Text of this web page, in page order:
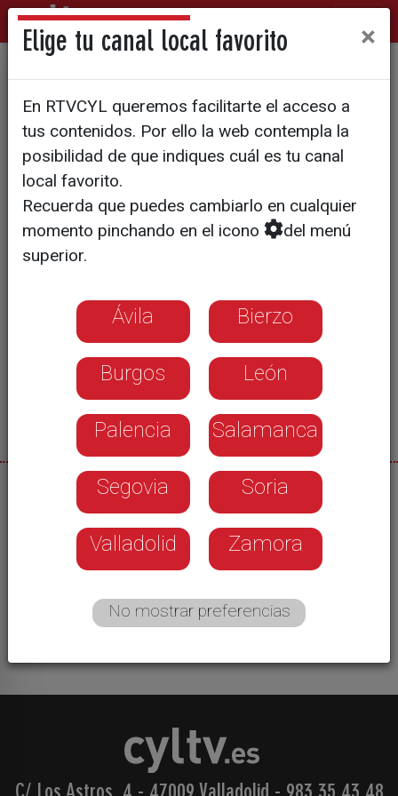
Optimismo en el pequeño
comercio al inicio de las
rebajas
01/07/2026
Arrancan las rebajas en el comercio local de
Soria. En el sector son optimistas y confían en
aumentar las ventas respecto al verano pasado,
aunque reconocen que es difícil competir con las
grandes plataformas de internet.
Elige tu canal local favorito ×
En RTVCYL queremos facilitarte el acceso a
tus contenidos. Por ello la web contempla la
posibilidad de que indiques cuál es tu canal
local favorito.
Recuerda que puedes cambiarlo en cualquier
momento pinchando en el icono
del menú
superior.
Ávila Bierzo
Burgos León
Palencia Salamanca
Segovia Soria
Valladolid Zamora
No mostrar preferencias